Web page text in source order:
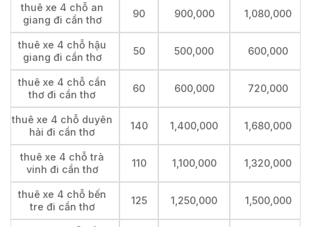
thuê xe 4 chỗ an
giang đi cần thơ
90 900,000 1,080,000
thuê xe 4 chỗ hậu
giang đi cần thơ
50 500,000 600,000
thuê xe 4 chỗ cần
thơ đi cần thơ
60 600,000 720,000
thuê xe 4 chỗ duyên
hải đi cần thơ
140 1,400,000 1,680,000
thuê xe 4 chỗ trà
vinh đi cần thơ
110 1,100,000 1,320,000
thuê xe 4 chỗ bến
tre đi cần thơ
125 1,250,000 1,500,000